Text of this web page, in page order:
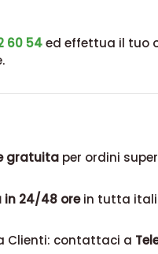
60 54ed effettua il tuo
gratuitaper ordini
in 24/48 orein tutta
Clienti: contattaci a